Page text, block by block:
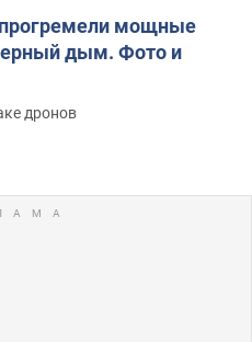
прогремели мощные
дым. Фото и
дронов